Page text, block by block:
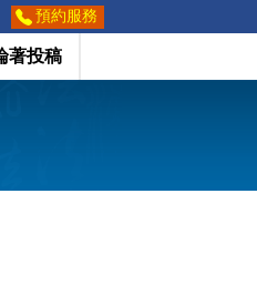
預約服務
著投稿